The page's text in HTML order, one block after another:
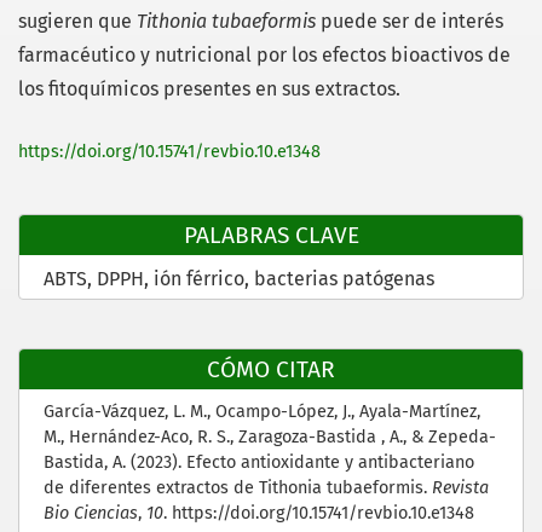
PALABRAS CLAVE
ABTS DPPH ión férrico bacterias patógenas
CÓMO CITAR
García-Vázquez, L. M., Ocampo-López, J., Ayala-Martínez,
M., Hernández-Aco, R. S., Zaragoza-Bastida , A., & Zepeda-
Bastida, A. (2023). Efecto antioxidante y antibacteriano
de diferentes extractos de Tithonia tubaeformis. Revista
Bio Ciencias, 10. https://doi.org/10.15741/revbio.10.e1348
sugieren que Tithonia tubaeformis puede ser de interés
farmacéutico y nutricional por los efectos bioactivos de
los fitoquímicos presentes en sus extractos.
https://doi.org/10.15741/revbio.10.e1348